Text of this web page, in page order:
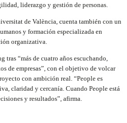
liderazgo y gestión de personas.
de València, cuenta también con un
y formación especializada en
organizativa.
tras “más de cuatro años escuchando,
de empresas”, con el objetivo de volcar
con ambición real. “People es
claridad y cercanía. Cuando People está
y resultados”, afirma.